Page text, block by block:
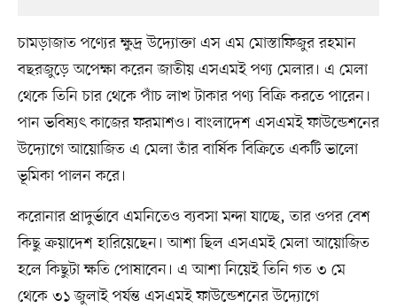
চামড়াজাত পণ্যের ক্ষুদ্র উদ্যোক্তা এস এম মোস্তাফিজুর রহমান
বছরজুড়ে অপেক্ষা করেন জাতীয় এসএমই পণ্য মেলার। এ মেলা
থেকে তিনি চার থেকে পাঁচ লাখ টাকার পণ্য বিক্রি করতে পারেন।
পান ভবিষ্যৎ কাজের ফরমাশও। বাংলাদেশ এসএমই ফাউন্ডেশনের
উদ্যোগে আয়োজিত এ মেলা তাঁর বার্ষিক বিক্রিতে একটি ভালো
ভূমিকা পালন করে।
করোনার প্রাদুর্ভাবে এমনিতেও ব্যবসা মন্দা যাচ্ছে, তার ওপর বেশ
কিছু ক্রয়াদেশ হারিয়েছেন। আশা ছিল এসএমই মেলা আয়োজিত
হলে কিছুটা ক্ষতি পোষাবেন। এ আশা নিয়েই তিনি গত ৩ মে
থেকে ৩১ জুলাই পর্যন্ত এসএমই ফাউন্ডেশনের উদ্যোগে